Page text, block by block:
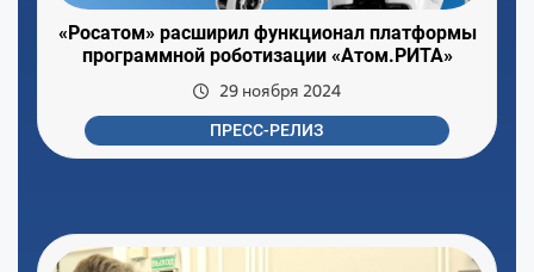
«Росатом» расширил функционал платформы
программной роботизации «Атом.РИТА»
29 ноября 2024
ПРЕСС-РЕЛИЗ